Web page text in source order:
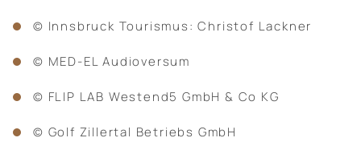
© Innsbruck Tourismus: Christof Lackner
© MED-EL Audioversum
© FLIP LAB Westend5 GmbH & Co KG
© Golf Zillertal Betriebs GmbH